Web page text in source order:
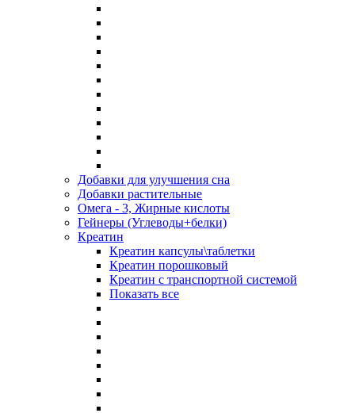
Добавки для улучшения сна
Добавки растительные
Омега - 3, Жирные кислоты
Гейнеры (Углеводы+белки)
Креатин
Креатин капсулы\таблетки
Креатин порошковый
Креатин с транспортной системой
Показать все